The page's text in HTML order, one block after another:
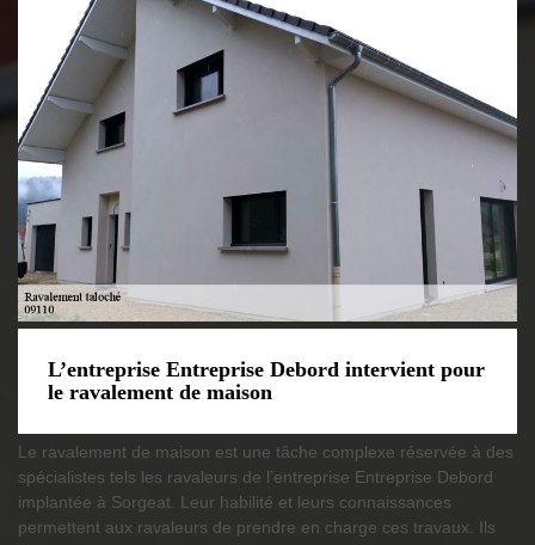
L’entreprise Entreprise Debord intervient pour
le ravalement de maison
Le ravalement de maison est une tâche complexe réservée à des
spécialistes tels les ravaleurs de l’entreprise Entreprise Debord
implantée à Sorgeat. Leur habilité et leurs connaissances
permettent aux ravaleurs de prendre en charge ces travaux. Ils